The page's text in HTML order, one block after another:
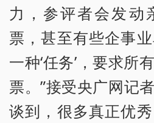
力，参评者会发动
票，甚至有些企事
一种‘任务’，要求所
票。”接受央广网记
谈到，很多真正优